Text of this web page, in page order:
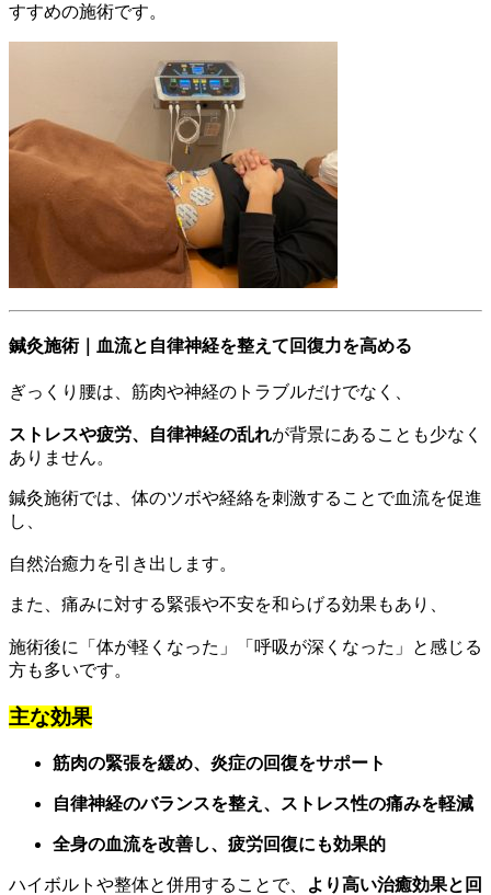
すすめの施術です。
鍼灸施術｜血流と自律神経を整えて回復力を高める
ぎっくり腰は、筋肉や神経のトラブルだけでなく、
ストレスや疲労、自律神経の乱れが背景にあることも少なく
ありません。
鍼灸施術では、体のツボや経絡を刺激することで血流を促進
し、
自然治癒力を引き出します。
また、痛みに対する緊張や不安を和らげる効果もあり、
施術後に「体が軽くなった」「呼吸が深くなった」と感じる
方も多いです。
主な効果
筋肉の緊張を緩め、炎症の回復をサポート
自律神経のバランスを整え、ストレス性の痛みを軽減
全身の血流を改善し、疲労回復にも効果的
ハイボルトや整体と併用することで、
より高い治癒効果と回